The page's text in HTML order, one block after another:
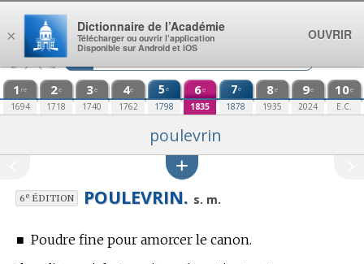
Aller au contenu
1 re
1694
2e
1718
3e
1740
4e
1762
5e
1798
6e
1835
7e
1878
8e
1935
9e
2024
10e
E.C.
poulevrin
6eÉDITION POULEVRIN. s. m.
■ Poudre fine pour amorcer le canon.
×
Dictionnaire de l’Académie
Télécharger ou ouvrir l’application
Disponible sur Android et iOS
OUVRIR